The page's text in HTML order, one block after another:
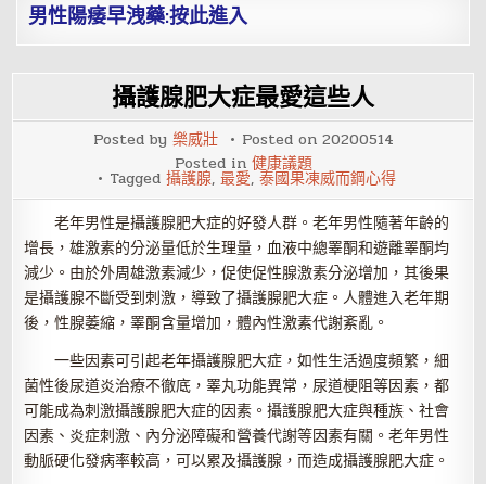
男性陽痿早洩藥:按此進入
攝護腺肥大症最愛這些人
Posted by 樂威壯 Posted on 20200514
Posted in 健康議題
Tagged 攝護腺, 最愛, 泰國果凍威而鋼心得
老年男性是攝護腺肥大症的好發人群。老年男性隨著年齡的
增長，雄激素的分泌量低於生理量，血液中總睪酮和遊離睪酮均
減少。由於外周雄激素減少，促使促性腺激素分泌增加，其後果
是攝護腺不斷受到刺激，導致了攝護腺肥大症。人體進入老年期
後，性腺萎縮，睪酮含量增加，體內性激素代謝紊亂。
一些因素可引起老年攝護腺肥大症，如性生活過度頻繁，細
菌性後尿道炎治療不徹底，睪丸功能異常，尿道梗阻等因素，都
可能成為刺激攝護腺肥大症的因素。攝護腺肥大症與種族、社會
因素、炎症刺激、內分泌障礙和營養代謝等因素有關。老年男性
動脈硬化發病率較高，可以累及攝護腺，而造成攝護腺肥大症。